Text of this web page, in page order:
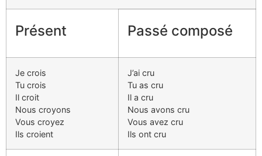
Présent Passé composé
Je crois
Tu crois
Il croit
Nous croyons
Vous croyez
Ils croient
J’ai cru
Tu as cru
Il a cru
Nous avons cru
Vous avez cru
Ils ont cru